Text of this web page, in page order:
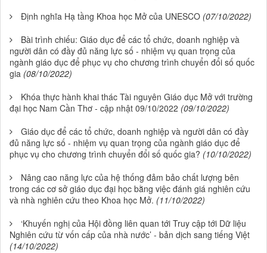
Định nghĩa Hạ tầng Khoa học Mở của UNESCO (07/10/2022)
Bài trình chiếu: Giáo dục để các tổ chức, doanh nghiệp và
người dân có đầy đủ năng lực số - nhiệm vụ quan trọng của
ngành giáo dục để phục vụ cho chương trình chuyển đổi số quốc
gia (08/10/2022)
Khóa thực hành khai thác Tài nguyên Giáo dục Mở với trường
đại học Nam Cần Thơ - cập nhật 09/10/2022 (09/10/2022)
Giáo dục để các tổ chức, doanh nghiệp và người dân có đầy
đủ năng lực số - nhiệm vụ quan trọng của ngành giáo dục để
phục vụ cho chương trình chuyển đổi số quốc gia? (10/10/2022)
Nâng cao năng lực của hệ thống đảm bảo chất lượng bên
trong các cơ sở giáo dục đại học bằng việc đánh giá nghiên cứu
và nhà nghiên cứu theo Khoa học Mở. (11/10/2022)
‘Khuyến nghị của Hội đồng liên quan tới Truy cập tới Dữ liệu
Nghiên cứu từ vốn cấp của nhà nước’ - bản dịch sang tiếng Việt
(14/10/2022)